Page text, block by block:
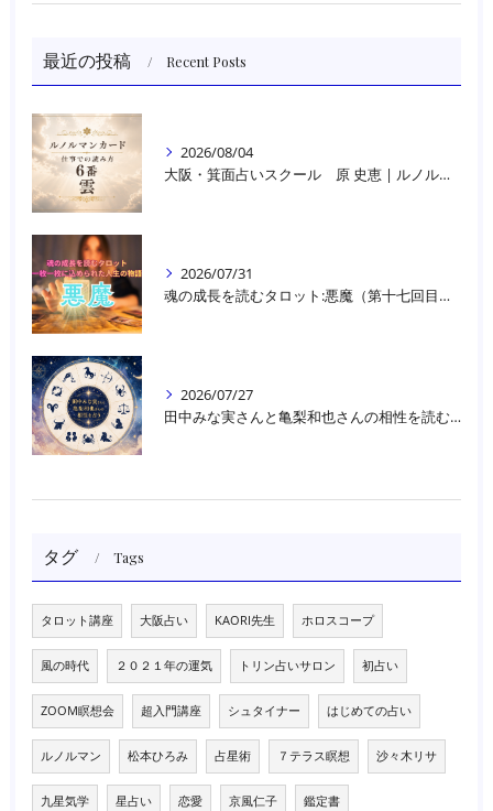
最近の投稿 Recent Posts
2026/08/04
大阪・箕面占いスクール 原 史恵 | ルノルマンカード読み方のコツ「雲」 仕事をテーマに占った場合
2026/07/31
魂の成長を読むタロット:悪魔（第十七回目）｜大阪・箕面占いスクールラブアンドライト
2026/07/27
田中みな実さんと亀梨和也さんの相性を読む｜大阪・箕面占いスクールラブアンドライト
タグ Tags
タロット講座 大阪占い KAORI先生 ホロスコープ
風の時代 ２０２１年の運気 トリン占いサロン 初占い
ZOOM瞑想会 超入門講座 シュタイナー はじめての占い
ルノルマン 松本ひろみ 占星術 ７テラス瞑想 沙々木リサ
九星気学 星占い 恋愛 京風仁子 鑑定書